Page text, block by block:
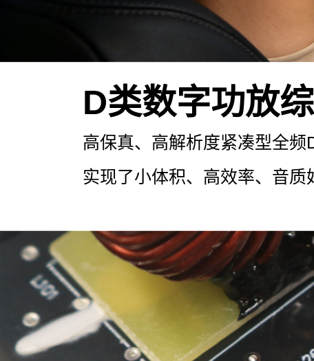
D类数字功放
高保真、高解析度紧凑型全
实现了小体积、高效率、音质